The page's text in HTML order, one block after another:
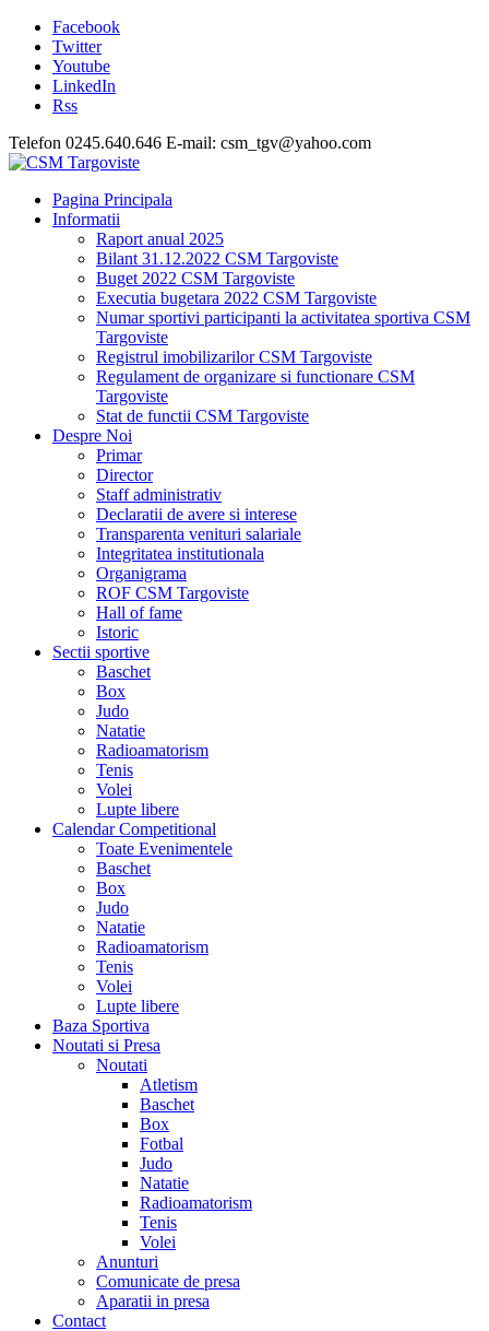
Facebook
Twitter
Youtube
LinkedIn
Rss
Telefon 0245.640.646 E-mail: csm_tgv@yahoo.com
Pagina Principala
Informatii
Raport anual 2025
Bilant 31.12.2022 CSM Targoviste
Buget 2022 CSM Targoviste
Executia bugetara 2022 CSM Targoviste
Numar sportivi participanti la activitatea sportiva CSM
Targoviste
Registrul imobilizarilor CSM Targoviste
Regulament de organizare si functionare CSM
Targoviste
Stat de functii CSM Targoviste
Despre Noi
Primar
Director
Staff administrativ
Declaratii de avere si interese
Transparenta venituri salariale
Integritatea institutionala
Organigrama
ROF CSM Targoviste
Hall of fame
Istoric
Sectii sportive
Baschet
Box
Judo
Natatie
Radioamatorism
Tenis
Volei
Lupte libere
Calendar Competitional
Toate Evenimentele
Baschet
Box
Judo
Natatie
Radioamatorism
Tenis
Volei
Lupte libere
Baza Sportiva
Noutati si Presa
Noutati
Atletism
Baschet
Box
Fotbal
Judo
Natatie
Radioamatorism
Tenis
Volei
Anunturi
Comunicate de presa
Aparatii in presa
Contact